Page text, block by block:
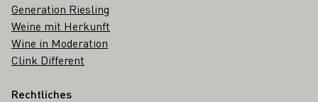
Generation Riesling
Weine mit Herkunft
Wine in Moderation
Clink Different
Rechtliches